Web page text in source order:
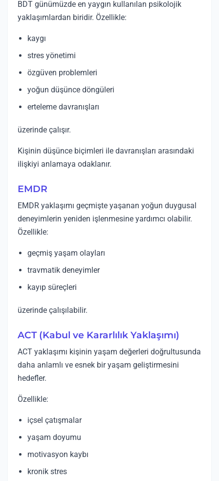
BDT günümüzde en yaygın kullanılan psikolojik
yaklaşımlardan biridir. Özellikle:
kaygı
stres yönetimi
özgüven problemleri
yoğun düşünce döngüleri
erteleme davranışları
üzerinde çalışır.
Kişinin düşünce biçimleri ile davranışları arasındaki
ilişkiyi anlamaya odaklanır.
EMDR
EMDR yaklaşımı geçmişte yaşanan yoğun duygusal
deneyimlerin yeniden işlenmesine yardımcı olabilir.
Özellikle:
geçmiş yaşam olayları
travmatik deneyimler
kayıp süreçleri
üzerinde çalışılabilir.
ACT (Kabul ve Kararlılık Yaklaşımı)
ACT yaklaşımı kişinin yaşam değerleri doğrultusunda
daha anlamlı ve esnek bir yaşam geliştirmesini
hedefler.
Özellikle:
içsel çatışmalar
yaşam doyumu
motivasyon kaybı
kronik stres